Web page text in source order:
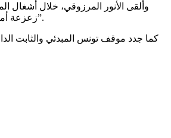
زعزعة أمنها واستقرارها، ورفضها التّام التّدخل في شؤونها الداخلية باعتباره مساسا بسيادتها لما قد يسببه ذلك من زيادة تعقيد الأوضاع وتهديد الأمن والسّلم في المنطقة والعالم”.
كما جدد موقف تونس المبدئي والثابت